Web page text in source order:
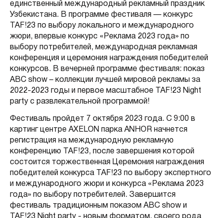
единственный международный рекламный праздник
Узбекистана. В программе фестиваля — конкурс
TAF!23 по выбору локального и международного
жюри, впервые конкурс «Реклама 2023 года» по
выбору потребителей, международная рекламная
конференция и церемония награждения победителей
конкурсов. В вечерней программе фестиваля: показ
ABC show – коллекции лучшей мировой рекламы за
2022-2023 годы и первое масштабное TAF!23 Night
party с развлекательной программой!
Фестиваль пройдет 7 октября 2023 года. С 9:00 в
картинг центре AXELON парка ANHOR начнется
регистрация на международную рекламную
конференцию TAF!23, после завершения которой
состоится торжественная Церемония награждения
победителей конкурса TAF!23 по выбору экспертного
и международного жюри и конкурса «Реклама 2023
года» по выбору потребителей. Завершится
фестиваль традиционным показом ABC show и
TAF!23 Night party - новым форматом, своего рода